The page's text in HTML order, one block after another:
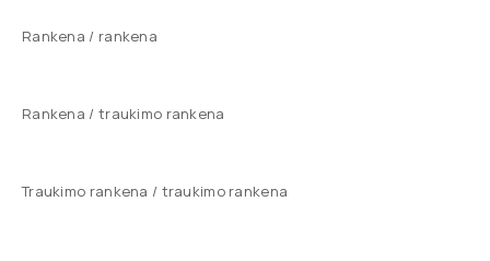
Rankena / rankena
Rankena / traukimo rankena
Traukimo rankena / traukimo rankena